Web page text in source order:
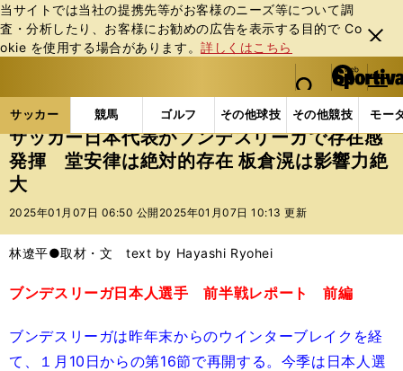
当サイトでは当社の提携先等がお客様のニーズ等について調
査・分析したり、お客様にお勧めの広告を表⽰する⽬的で Co
okie を使⽤する場合があります。詳しくはこちら
閉じ
る
web Sportiva (webスポルティーバ)
検索
マイペ
ー
ジ
メニュ
サッカー 競馬 ゴルフ その他球技 その他競技 モー
ス
ポ
ル
テ
ー
バ
サッカーの記事一覧 海外サッカー 海外サッカー
サッカー日本代表がブンデスリーガで存在感
発揮 堂安律は絶対的存在 板倉滉は影響力絶
大
2025年01月07日 06:50 公開 2025年01月07日 10:13 更新
林遼平●取材・文 text by Hayashi Ryohei
ブンデスリーガ日本人選手 前半戦レポート 前編
ブンデスリーガは昨年末からのウインターブレイクを経
て、１月10日からの第16節で再開する。今季は日本人選